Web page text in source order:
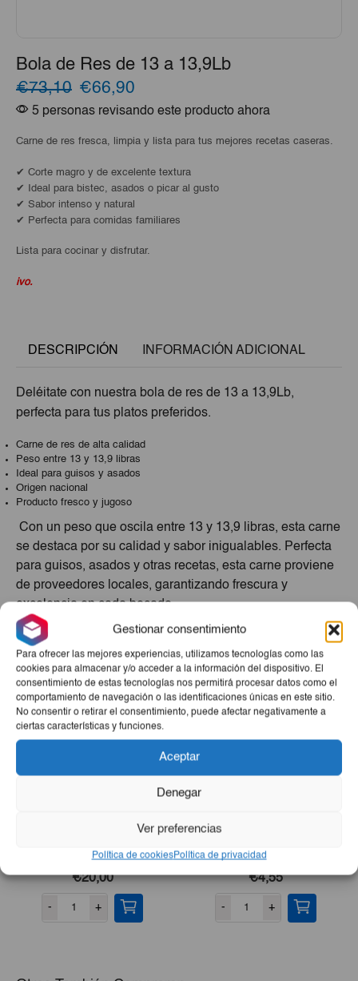
Gestionar consentimiento
Para ofrecer las mejores experiencias, utilizamos tecnologías como las
cookies para almacenar y/o acceder a la información del dispositivo. El
consentimiento de estas tecnologías nos permitirá procesar datos como el
comportamiento de navegación o las identificaciones únicas en este sitio.
No consentir o retirar el consentimiento, puede afectar negativamente a
ciertas características y funciones.
Aceptar
Denegar
Ver preferencias
Política de cookiesPolítica de privacidad
Bola de Res de 13 a 13,9Lb
€73,10 El
precio
original
era:
€73,10.
€66,90
precio
actual
es:
€66,90.
5 personas revisando este producto ahora
Carne de res fresca, limpia y lista para tus mejores recetas caseras.
✔ Corte magro y de excelente textura
✔ Ideal para bistec, asados o picar al gusto
✔ Sabor intenso y natural
✔ Perfecta para comidas familiares
Lista para cocinar y disfrutar.
ivo.
DESCRIPCIÓN INFORMACIÓN ADICIONAL
Deléitate con nuestra bola de res de 13 a 13,9Lb,
perfecta para tus platos preferidos.
Carne de res de alta calidad
Peso entre 13 y 13,9 libras
Ideal para guisos y asados
Origen nacional
Producto fresco y jugoso
Con un peso que oscila entre 13 y 13,9 libras, esta carne
se destaca por su calidad y sabor inigualables. Perfecta
para guisos, asados y otras recetas, esta carne proviene
de proveedores locales, garantizando frescura y
excelencia en cada bocado.
Productos Relacionados
Pescado De Mar (Jurel,
Pargo, Merluza, Perro O
Bonito) 10lb
€20,00
- +
Manteca De Cerdo Para
Freír 2Lb
€4,55
- +